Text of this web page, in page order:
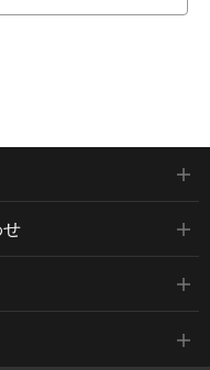
せ